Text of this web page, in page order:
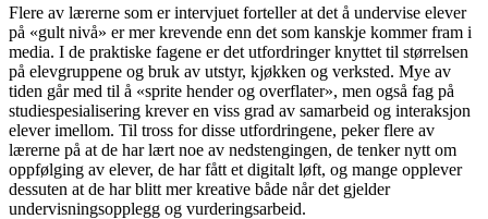
Flere av lærerne som er intervjuet forteller at det å undervise elever
på «gult nivå» er mer krevende enn det som kanskje kommer fram i
media. I de praktiske fagene er det utfordringer knyttet til størrelsen
på elevgruppene og bruk av utstyr, kjøkken og verksted. Mye av
tiden går med til å «sprite hender og overflater», men også fag på
studiespesialisering krever en viss grad av samarbeid og interaksjon
elever imellom. Til tross for disse utfordringene, peker flere av
lærerne på at de har lært noe av nedstengingen, de tenker nytt om
oppfølging av elever, de har fått et digitalt løft, og mange opplever
dessuten at de har blitt mer kreative både når det gjelder
undervisningsopplegg og vurderingsarbeid.